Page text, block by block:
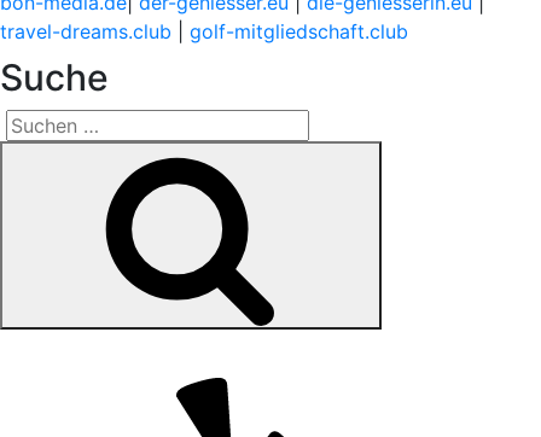
travel-dreams.club
golf-mitgliedschaft.club
Suche
Suchen